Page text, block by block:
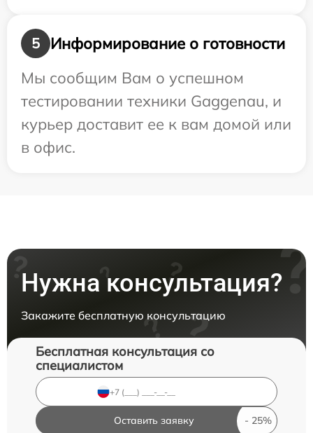
5
Информирование о готовности
Мы сообщим Вам о успешном
тестировании техники Gaggenau, и
курьер доставит ее к вам домой или
в офис.
Нужна консультация?
Закажите бесплатную консультацию
Бесплатная консультация со
специалистом
Оставить заявку